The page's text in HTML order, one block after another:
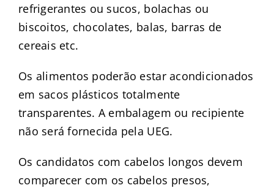
refrigerantes ou sucos, bolachas ou
biscoitos, chocolates, balas, barras de
cereais etc.
Os alimentos poderão estar acondicionados
em sacos plásticos totalmente
transparentes. A embalagem ou recipiente
não será fornecida pela UEG.
Os candidatos com cabelos longos devem
comparecer com os cabelos presos,